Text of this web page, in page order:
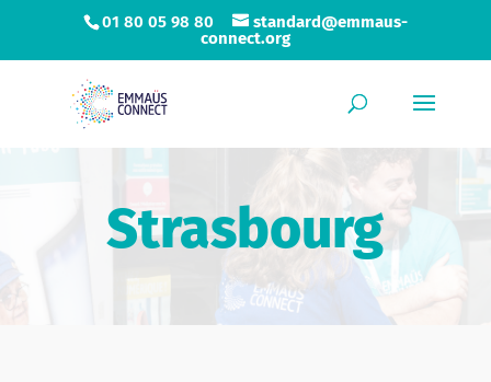
01 80 05 98 80
standard@emmaus-
connect.org
Strasbourg